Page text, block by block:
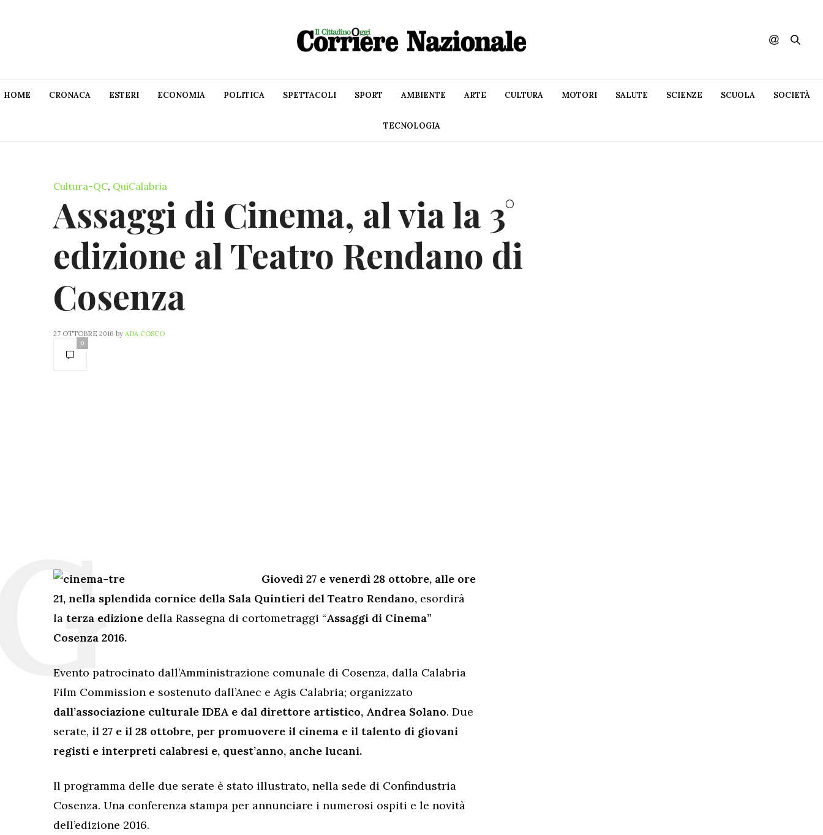
HOME CRONACA ESTERI ECONOMIA POLITICA SPETTACOLI SPORT AMBIENTE ARTE CULTURA MOTORI SALUTE SCIENZE SCUOLA SOCIETÀ
TECNOLOGIA
Cultura-QC, QuiCalabria
Assaggi di Cinema, al via la 3°
edizione al Teatro Rendano di
Cosenza
27 OTTOBRE 2016 by ADA COSCO
0
Giovedì 27 e venerdì 28 ottobre, alle ore
21, nella splendida cornice della Sala Quintieri del Teatro Rendano, esordirà
la terza edizione della Rassegna di cortometraggi “Assaggi di Cinema”
Cosenza 2016.
Evento patrocinato dall’Amministrazione comunale di Cosenza, dalla Calabria
Film Commission e sostenuto dall’Anec e Agis Calabria; organizzato
dall’associazione culturale IDEA e dal direttore artistico, Andrea Solano. Due
serate, il 27 e il 28 ottobre, per promuovere il cinema e il talento di giovani
registi e interpreti calabresi e, quest’anno, anche lucani.
Il programma delle due serate è stato illustrato, nella sede di Confindustria
Cosenza. Una conferenza stampa per annunciare i numerosi ospiti e le novità
dell’edizione 2016.